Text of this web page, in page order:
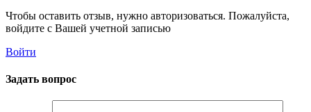
Чтобы оставить отзыв, нужно авторизоваться. Пожалуйста,
войдите с Вашей учетной записью
Войти
Задать вопрос